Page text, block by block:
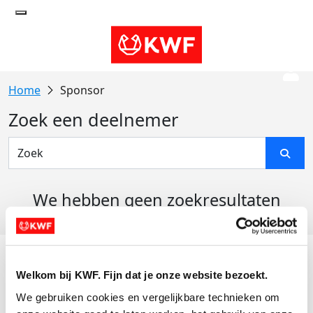
Welkom bij KWF. Fijn dat je onze website bezoekt.
We gebruiken cookies en vergelijkbare technieken om
Sponsor
Zoek een deelnemer
We hebben geen zoekresultaten
Actiematerialen
Evenementen